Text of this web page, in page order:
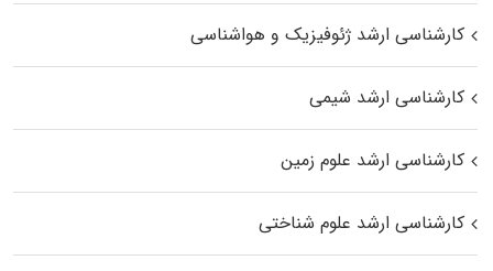
کارشناسی ارشد ژئوفیزیک و هواشناسی
کارشناسی ارشد شیمی
کارشناسی ارشد علوم زمین
کارشناسی ارشد علوم شناختی